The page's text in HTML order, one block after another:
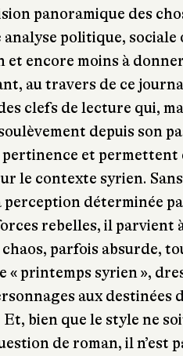
panoramique des
politique, sociale
encore moins à
au travers de ce
clefs de lecture qui,
depuis son
pertinence et permettent
le contexte syrien.
déterminée
rebelles, il parvient
parfois absurde,
printemps syrien »,
aux destinées
bien que le style ne
de roman, il n’est